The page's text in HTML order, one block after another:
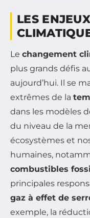
LES
Le changement
plus grands défis
aujourd’hui. Il se
extrêmes de la
dans les modèles
du niveau de la
écosystèmes et
humaines,
combustibles
principales
gaz à effet de
exemple, la